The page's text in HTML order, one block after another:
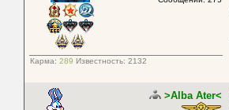
Карма: 289 Известность: 2132
>Alba Ater<